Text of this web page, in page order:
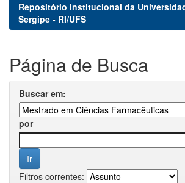
Repositório Institucional da
Sergipe - RI/UFS
Página de Busca
Buscar em:
por
Filtros correntes: